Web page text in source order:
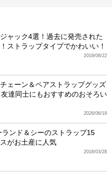
ャック4選！過去に発売された
ストラップタイプでかわいい！
2019/08/22
ェーン＆ペアストラップグッズ
達同士にもおすすめのおそろい
2026/06/19
ランド＆シーのストラップ15
がお土産に人気
2018/03/28